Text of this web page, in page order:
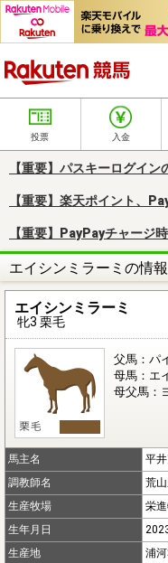
投票 入金
【重要】パスキーログイ
【重要】楽天ポイント、
【重要】PayPayチャージ
エイシンミラーミの情報
エイシンミラーミ
牝3 栗毛
父馬：パ
母馬：エ
母父馬：
馬主名
平
調教師名
荒
生産牧場
栄
生年月日
生産地
浦